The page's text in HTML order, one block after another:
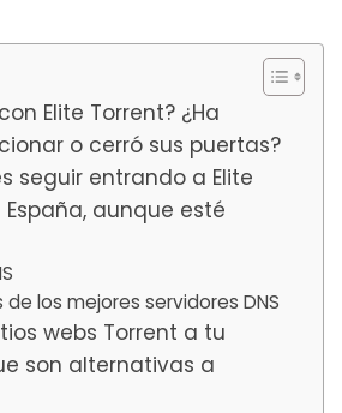
Elite Torrent? ¿Ha
o cerró sus puertas?
seguir entrando a Elite
aunque esté
de los mejores servidores DNS
webs Torrent a tu
son alternativas a